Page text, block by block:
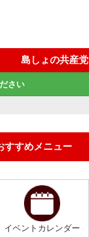
島しょの共産党
さい
すすめメニュー
イベントカレンダー